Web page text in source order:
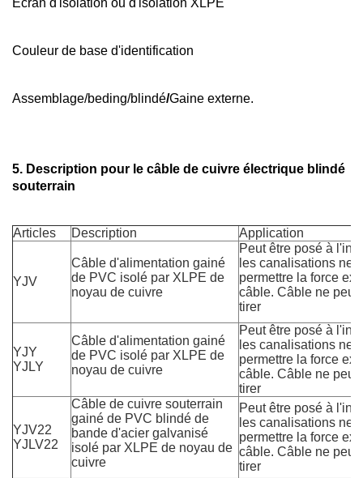
Écran d'isolation ou d'isolation XLPE
Couleur de base d'identification
Assemblage/beding/blindé/Gaine externe.
5. Description pour le câble de cuivre électrique blindé
souterrain
Articles Description Application
YJV
Câble d'alimentation gainé
de PVC isolé par XLPE de
noyau de cuivre
Peut être posé à
les canalisations ne
permettre la force
câble. Câble ne peut
tirer
YJY
YJLY
Câble d'alimentation gainé
de PVC isolé par XLPE de
noyau de cuivre
Peut être posé à
les canalisations ne
permettre la force
câble. Câble ne peut
tirer
YJV22
YJLV22
Câble de cuivre souterrain
gainé de PVC blindé de
bande d'acier galvanisé
isolé par XLPE de noyau de
cuivre
Peut être posé à
les canalisations ne
permettre la force
câble. Câble ne peut
tirer